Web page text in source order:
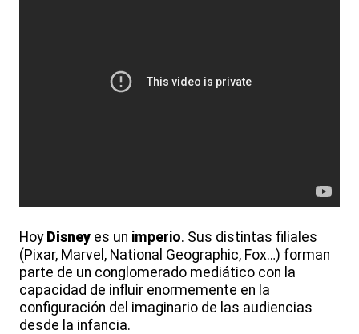
Hoy Disney es un imperio. Sus distintas filiales
(Pixar, Marvel, National Geographic, Fox…) forman
parte de un conglomerado mediático con la
capacidad de influir enormemente en la
configuración del imaginario de las audiencias
desde la infancia.